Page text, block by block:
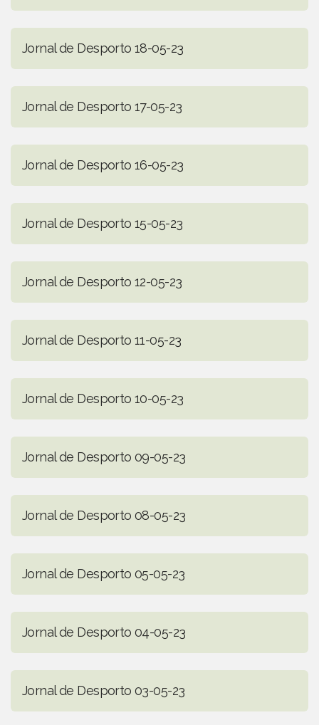
Jornal de Desporto 18-05-23
Jornal de Desporto 17-05-23
Jornal de Desporto 16-05-23
Jornal de Desporto 15-05-23
Jornal de Desporto 12-05-23
Jornal de Desporto 11-05-23
Jornal de Desporto 10-05-23
Jornal de Desporto 09-05-23
Jornal de Desporto 08-05-23
Jornal de Desporto 05-05-23
Jornal de Desporto 04-05-23
Jornal de Desporto 03-05-23